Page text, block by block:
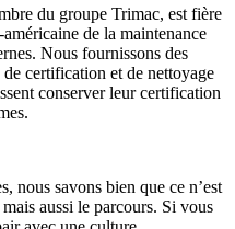
du groupe Trimac, est fière
de la maintenance
Nous fournissons des
certification et de nettoyage
conserver leur certification
nous savons bien que ce n’est
aussi le parcours. Si vous